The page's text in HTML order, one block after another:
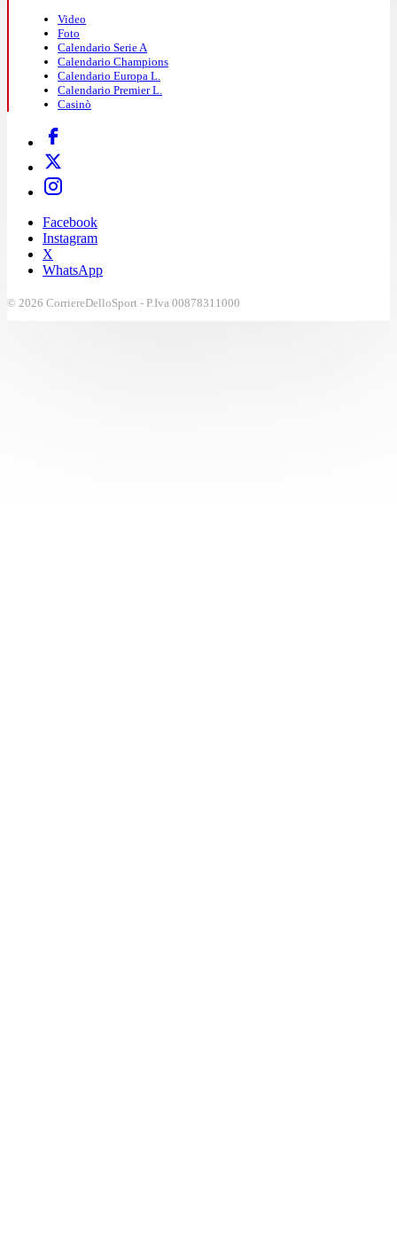
Video
Foto
Calendario Serie A
Calendario Champions
Calendario Europa L.
Calendario Premier L.
Casinò
Facebook
Instagram
X
WhatsApp
© 2026 CorriereDelloSport - P.Iva 00878311000